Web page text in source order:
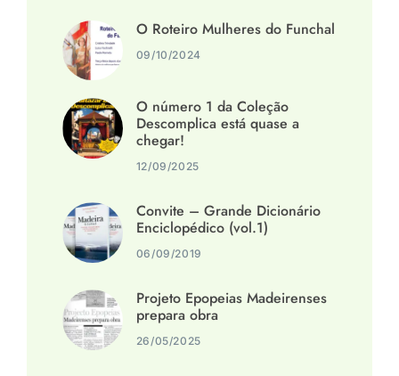
O Roteiro Mulheres do Funchal
09/10/2024
O número 1 da Coleção
Descomplica está quase a
chegar!
12/09/2025
Convite – Grande Dicionário
Enciclopédico (vol.1)
06/09/2019
Projeto Epopeias Madeirenses
prepara obra
26/05/2025